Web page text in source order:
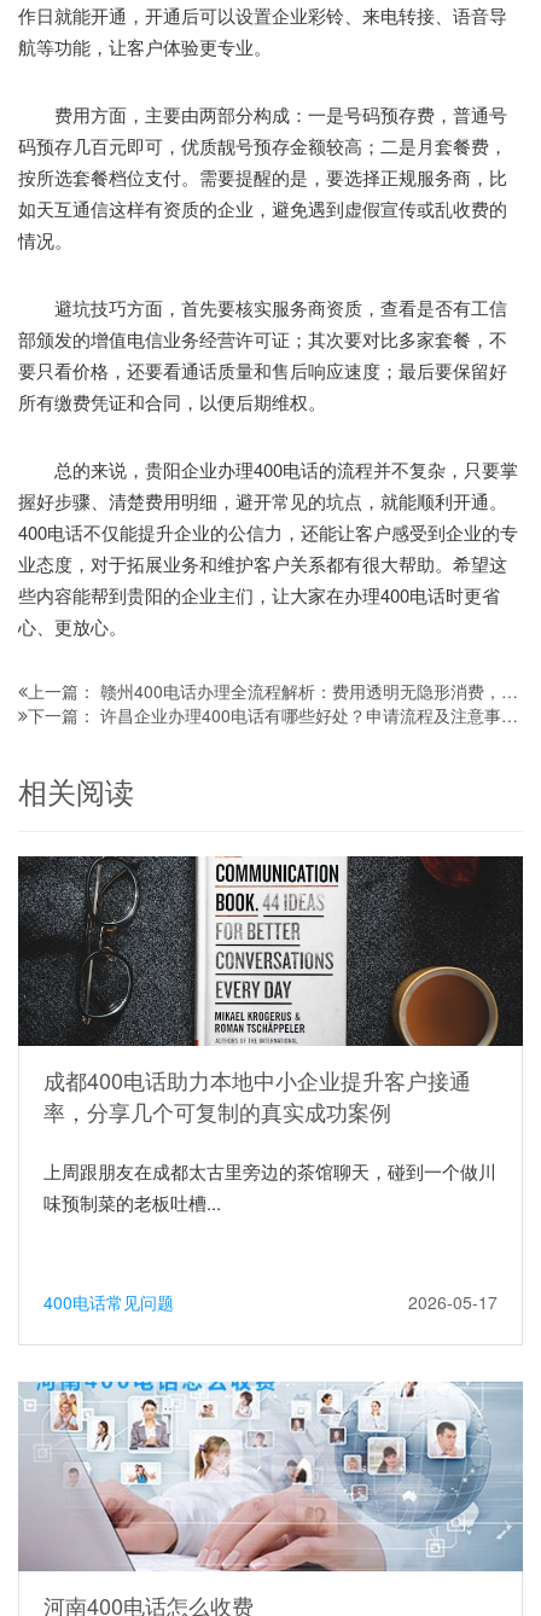
作日就能开通，开通后可以设置企业彩铃、来电转接、语音导
航等功能，让客户体验更专业。
费用方面，主要由两部分构成：一是号码预存费，普通号
码预存几百元即可，优质靓号预存金额较高；二是月套餐费，
按所选套餐档位支付。需要提醒的是，要选择正规服务商，比
如天互通信这样有资质的企业，避免遇到虚假宣传或乱收费的
情况。
避坑技巧方面，首先要核实服务商资质，查看是否有工信
部颁发的增值电信业务经营许可证；其次要对比多家套餐，不
要只看价格，还要看通话质量和售后响应速度；最后要保留好
所有缴费凭证和合同，以便后期维权。
总的来说，贵阳企业办理400电话的流程并不复杂，只要掌
握好步骤、清楚费用明细，避开常见的坑点，就能顺利开通。
400电话不仅能提升企业的公信力，还能让客户感受到企业的专
业态度，对于拓展业务和维护客户关系都有很大帮助。希望这
些内容能帮到贵阳的企业主们，让大家在办理400电话时更省
心、更放心。
上一篇： 赣州400电话办理全流程解析：费用透明无隐形消费，企业开通指南看这里
下一篇： 许昌企业办理400电话有哪些好处？申请流程及注意事项全解析
相关阅读
成都400电话助力本地中小企业提升客户接通
率，分享几个可复制的真实成功案例
上周跟朋友在成都太古里旁边的茶馆聊天，碰到一个做川
味预制菜的老板吐槽...
400电话常见问题 2026-05-17
河南400电话怎么收费